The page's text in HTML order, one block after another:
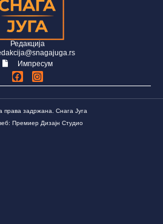
Редакција
Импресум
права задржана. Снага Југа
Премиер Дизајн Студио